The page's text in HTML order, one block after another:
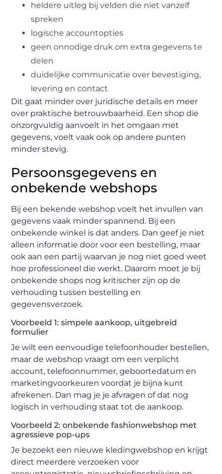
heldere uitleg bij velden die niet vanzelf
spreken
logische accountopties
geen onnodige druk om extra gegevens te
delen
duidelijke communicatie over bevestiging,
levering en contact
Dit gaat minder over juridische details en meer
over praktische betrouwbaarheid. Een shop die
onzorgvuldig aanvoelt in het omgaan met
gegevens, voelt vaak ook op andere punten
minder stevig.
Persoonsgegevens en
onbekende webshops
Bij een bekende webshop voelt het invullen van
gegevens vaak minder spannend. Bij een
onbekende winkel is dat anders. Dan geef je niet
alleen informatie door voor een bestelling, maar
ook aan een partij waarvan je nog niet goed weet
hoe professioneel die werkt. Daarom moet je bij
onbekende shops nog kritischer zijn op de
verhouding tussen bestelling en
gegevensverzoek.
Voorbeeld 1: simpele aankoop, uitgebreid
formulier
Je wilt een eenvoudige telefoonhouder bestellen,
maar de webshop vraagt om een verplicht
account, telefoonnummer, geboortedatum en
marketingvoorkeuren voordat je bijna kunt
afrekenen. Dan mag je je afvragen of dat nog
logisch in verhouding staat tot de aankoop.
Voorbeeld 2: onbekende fashionwebshop met
agressieve pop-ups
Je bezoekt een nieuwe kledingwebshop en krijgt
direct meerdere verzoeken voor